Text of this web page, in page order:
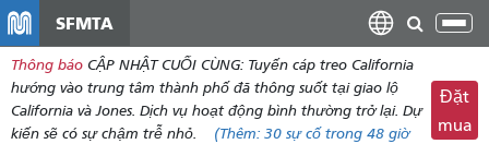
dung
SFMTA
Thông báo CẬP NHẬT CUỐI CÙNG: Tuyến cáp treo California
hướng vào trung tâm thành phố đã thông suốt tại giao lộ
California và Jones. Dịch vụ hoạt động bình thường trở lại. Dự
kiến ​​sẽ có sự chậm trễ nhỏ.
(Thêm: 30 sự cố trong 48 giờ
Đặt
mua